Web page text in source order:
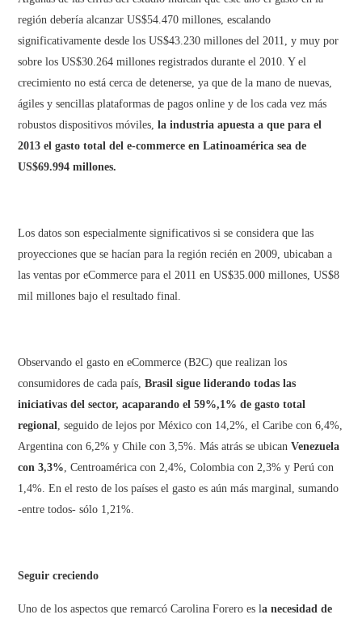
región debería alcanzar US$54.470 millones, escalando
significativamente desde los US$43.230 millones del 2011, y muy por
sobre los US$30.264 millones registrados durante el 2010. Y el
crecimiento no está cerca de detenerse, ya que de la mano de nuevas,
ágiles y sencillas plataformas de pagos online y de los cada vez más
robustos dispositivos móviles, la industria apuesta a que para el
2013 el gasto total del e-commerce en Latinoamérica sea de
US$69.994 millones.
Los datos son especialmente significativos si se considera que las
proyecciones que se hacían para la región recién en 2009, ubicaban a
las ventas por eCommerce para el 2011 en US$35.000 millones, US$8
mil millones bajo el resultado final.
Observando el gasto en eCommerce (B2C) que realizan los
consumidores de cada país,Brasil sigue liderando todas las
iniciativas del sector, acaparando el 59%,1% de gasto total
regional, seguido de lejos por México con 14,2%, el Caribe con 6,4%,
Argentina con 6,2% y Chile con 3,5%. Más atrás se ubican Venezuela
con 3,3%, Centroamérica con 2,4%, Colombia con 2,3% y Perú con
1,4%. En el resto de los países el gasto es aún más marginal, sumando
-entre todos- sólo 1,21%.
Seguir creciendo
Uno de los aspectos que remarcó Carolina Forero es la necesidad de